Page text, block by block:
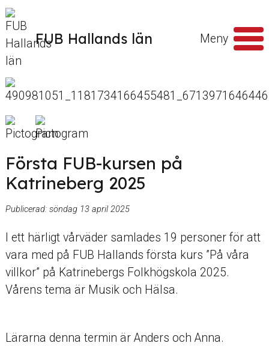
Hoppa till innehåll
FUB Hallands län Meny
Sök
efter
Första FUB-kursen på
Katrineberg 2025
Publicerad: söndag 13 april 2025
I ett härligt vårväder samlades 19 personer för att
vara med på FUB Hallands första kurs ”På våra
villkor” på Katrinebergs Folkhögskola 2025.
Vårens tema är Musik och Hälsa.
Lärarna denna termin är Anders och Anna.